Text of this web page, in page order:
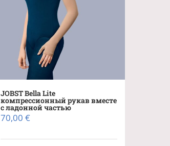
JOBST Bella Lite
компрессионный рукав вместе
с ладонной частью
70,00 €